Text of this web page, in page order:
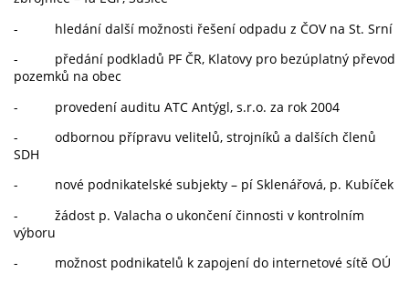
- hledání další možnosti řešení odpadu z ČOV na St. Srní
- předání podkladů PF ČR, Klatovy pro bezúplatný převod
pozemků na obec
- provedení auditu ATC Antýgl, s.r.o. za rok 2004
- odbornou přípravu velitelů, strojníků a dalších členů
SDH
- nové podnikatelské subjekty – pí Sklenářová, p. Kubíček
- žádost p. Valacha o ukončení činnosti v kontrolním
výboru
- možnost podnikatelů k zapojení do internetové sítě OÚ